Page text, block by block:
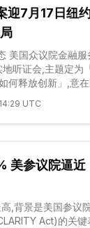
迎7月17日纽
美国众议院金融
听证会,主题定为
何释放创新」,意
金融科技与人工
付诸表决。它真
数字资产分门别
口,
UTC
美参议院逼
,背景是美国参议
Act)的关